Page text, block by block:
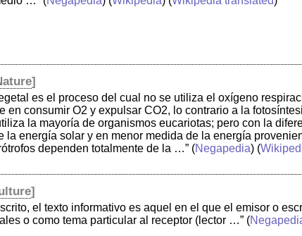
]
es el proceso del cual no se utiliza el oxígeno
en consumir O2 y expulsar CO2, lo contrario a la
la mayoría de organismos eucariotas; pero con la
la energía solar y en menor medida de la energía
dependen totalmente de la …” (Negapedia) (
]
el texto informativo es aquel en el que el emisor o
o como tema particular al receptor (lector …” (